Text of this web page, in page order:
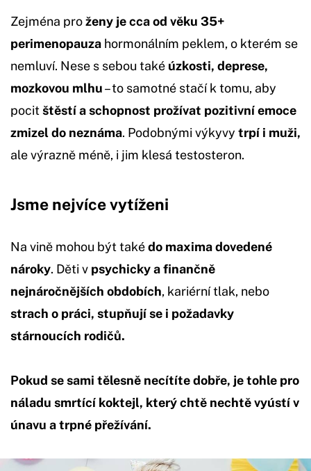
Zejména proženy je cca od věku 35+
perimenopauza hormonálním peklem, o kterém se
nemluví. Nese s sebou také úzkosti, deprese,
mozkovou mlhu– to samotné stačí k tomu, aby
pocitštěstí a schopnost prožívat pozitivní emoce
zmizel do neznáma. Podobnými výkyvy trpí i muži,
ale výrazně méně, i jim klesá testosteron.
Jsme nejvíce vytíženi
Na vině mohou být takédo maxima dovedené
nároky. Děti v psychicky a finančně
nejnáročnějších obdobích, kariérní tlak, nebo
strach o práci, stupňují se i požadavky
stárnoucích rodičů.
Pokud se sami tělesně necítíte dobře, je tohle pro
náladu smrtící koktejl, který chtě nechtě vyústí v
únavu a trpné přežívání.